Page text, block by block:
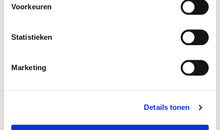
Voorkeuren
Statistieken
Marketing
Details tonen